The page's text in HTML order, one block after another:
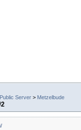
Server > Metzelbude